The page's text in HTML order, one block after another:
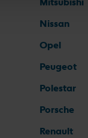
Nissan
Opel
Peugeot
Polestar
Porsche
Renault